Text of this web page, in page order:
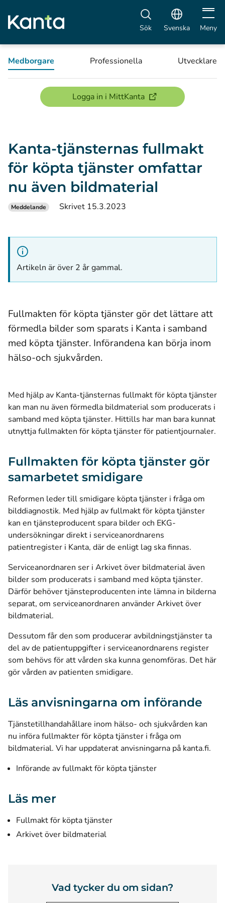
Sök Svenska Öppna
Meny
Medborgare Professionella Utvecklare
Logga in i MittKanta(öppnas i ett nytt
Kanta-tjänsternas fullmakt
för köpta tjänster omfattar
nu även bildmaterial
Meddelande Skrivet 15.3.2023
Artikeln är över 2 år gammal.
Fullmakten för köpta tjänster gör det lättare att
förmedla bilder som sparats i Kanta i samband
med köpta tjänster. Införandena kan börja inom
hälso-och sjukvården.
Med hjälp av Kanta-tjänsternas fullmakt för köpta tjänster
kan man nu även förmedla bildmaterial som producerats i
samband med köpta tjänster. Hittills har man bara kunnat
utnyttja fullmakten för köpta tjänster för patientjournaler.
Fullmakten för köpta tjänster gör
samarbetet smidigare
Reformen leder till smidigare köpta tjänster i fråga om
bilddiagnostik. Med hjälp av fullmakt för köpta tjänster
kan en tjänsteproducent spara bilder och EKG-
undersökningar direkt i serviceanordnarens
patientregister i Kanta, där de enligt lag ska finnas.
Serviceanordnaren ser i Arkivet över bildmaterial även
bilder som producerats i samband med köpta tjänster.
Därför behöver tjänsteproducenten inte lämna in bilderna
separat, om serviceanordnaren använder Arkivet över
bildmaterial.
Dessutom får den som producerar avbildningstjänster ta
del av de patientuppgifter i serviceanordnarens register
som behövs för att vården ska kunna genomföras. Det här
gör vården av patienten smidigare.
Läs anvisningarna om införande
Tjänstetillhandahållare inom hälso- och sjukvården kan
nu införa fullmakter för köpta tjänster i fråga om
bildmaterial. Vi har uppdaterat anvisningarna på kanta.fi.
Införande av fullmakt för köpta tjänster
Läs mer
Fullmakt för köpta tjänster
Arkivet över bildmaterial
Vad tycker du om sidan?